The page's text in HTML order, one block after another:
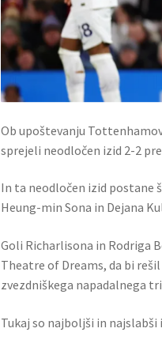
Ob upoštevanju
sprejeli neodločen izid 2-2
In ta neodločen izid postane
Heung-min Sona in Dejana
Goli Richarlisona in Rodriga
Theatre of Dreams, da bi
zvezdniškega napadalnega
Tukaj so najboljši in